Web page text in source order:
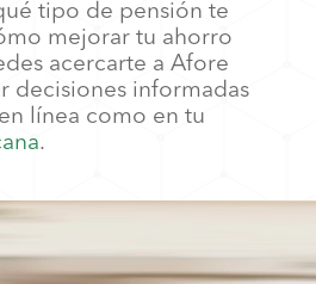
tipo de pensión te
mejorar tu ahorro
acercarte a Afore
decisiones informadas
línea como en tu
.